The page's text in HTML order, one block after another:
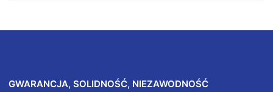
GWARANCJA, SOLIDNOŚĆ, NIEZAWODNOŚĆ